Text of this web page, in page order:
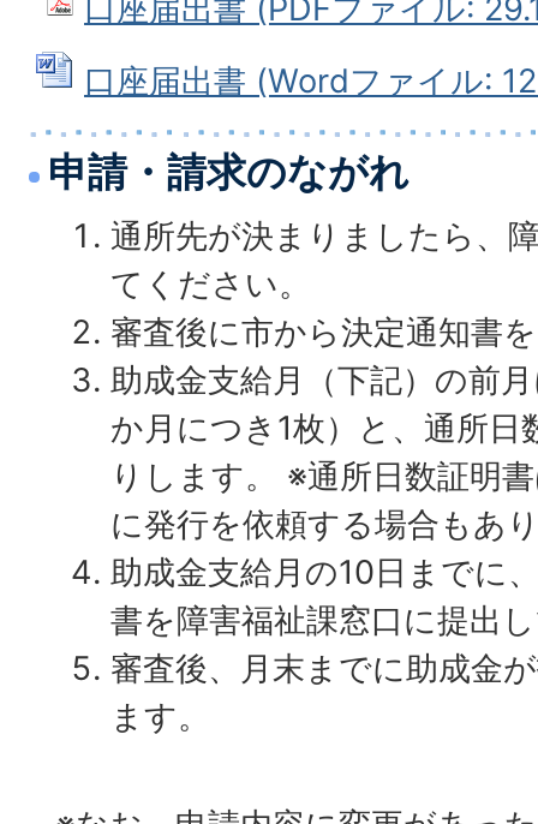
口座届出書 (PDFファイル:
口座届出書 (Wordファイル:
申請・請求のながれ
通所先が決まりましたら、
てください。
審査後に市から決定通知書
助成金支給月（下記）の前
か月につき1枚）と、通所日
りします。 ※通所日数証明
に発行を依頼する場合もあ
助成金支給月の10日までに
書を障害福祉課窓口に提出
審査後、月末までに助成金
ます。